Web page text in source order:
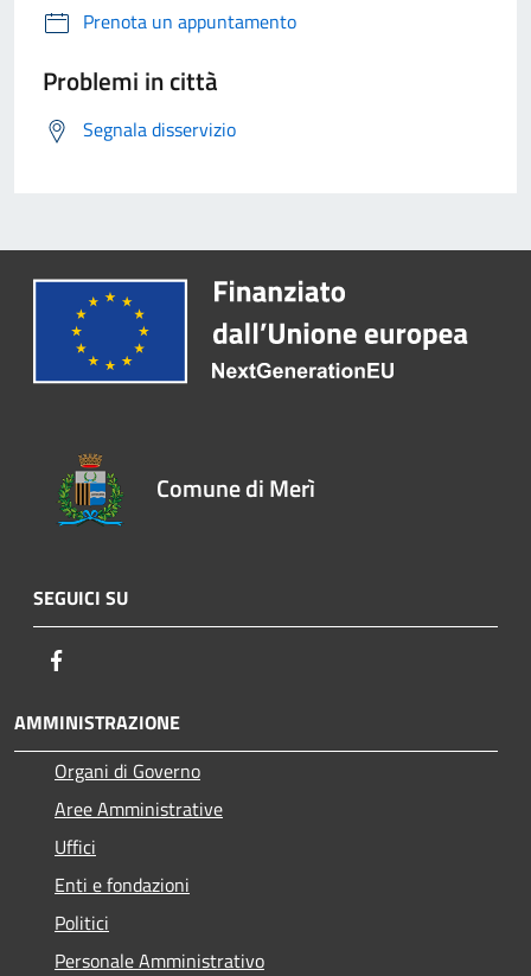
Prenota un appuntamento
Problemi in città
Segnala disservizio
Comune di Merì
SEGUICI SU
AMMINISTRAZIONE
Organi di Governo
Aree Amministrative
Uffici
Enti e fondazioni
Politici
Personale Amministrativo